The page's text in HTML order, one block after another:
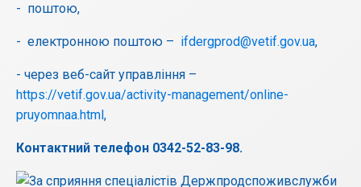
- поштою,
- електронною поштою – ifdergprod@vetif.gov.ua,
- через веб-сайт управління –
https://vetif.gov.ua/activity-management/online-
pruyomnaa.html,
Контактний телефон 0342-52-83-98.